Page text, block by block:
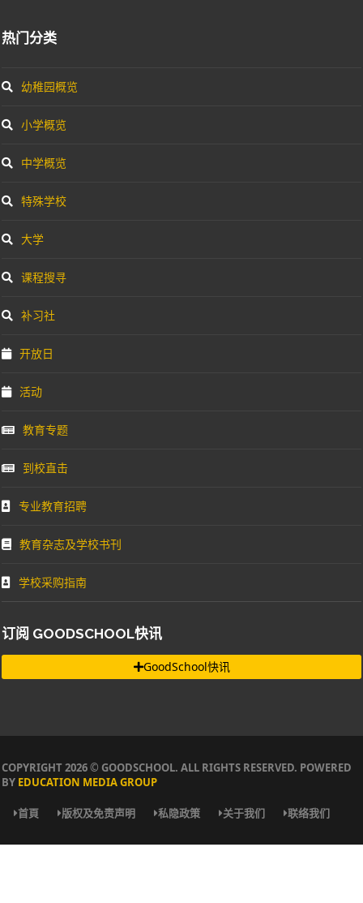
热门分类
幼稚园概览
小学概览
中学概览
特殊学校
大学
课程搜寻
补习社
开放日
活动
教育专题
到校直击
专业教育招聘
教育杂志及学校书刊
学校采购指南
订阅 GOODSCHOOL快讯
GoodSchool快讯
COPYRIGHT 2026 © GOODSCHOOL. ALL RIGHTS RESERVED. POWERED
BY EDUCATION MEDIA GROUP
首頁 版权及免责声明 私隐政策 关于我们 联络我们